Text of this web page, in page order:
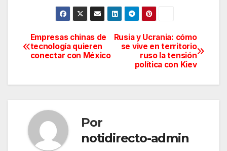
Navegación
de
entradas
Rusia y Ucrania: cómo
se vive en territorio
ruso la tensión
política con Kiev
Empresas chinas de
tecnología quieren
conectar con México
Por
notidirecto-admin